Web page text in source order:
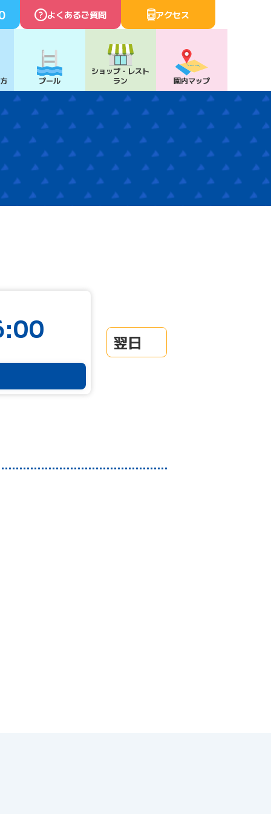
よくあるご質問 アクセス
プール
ショップ・ レスト
ラン
園内マップ
翌日